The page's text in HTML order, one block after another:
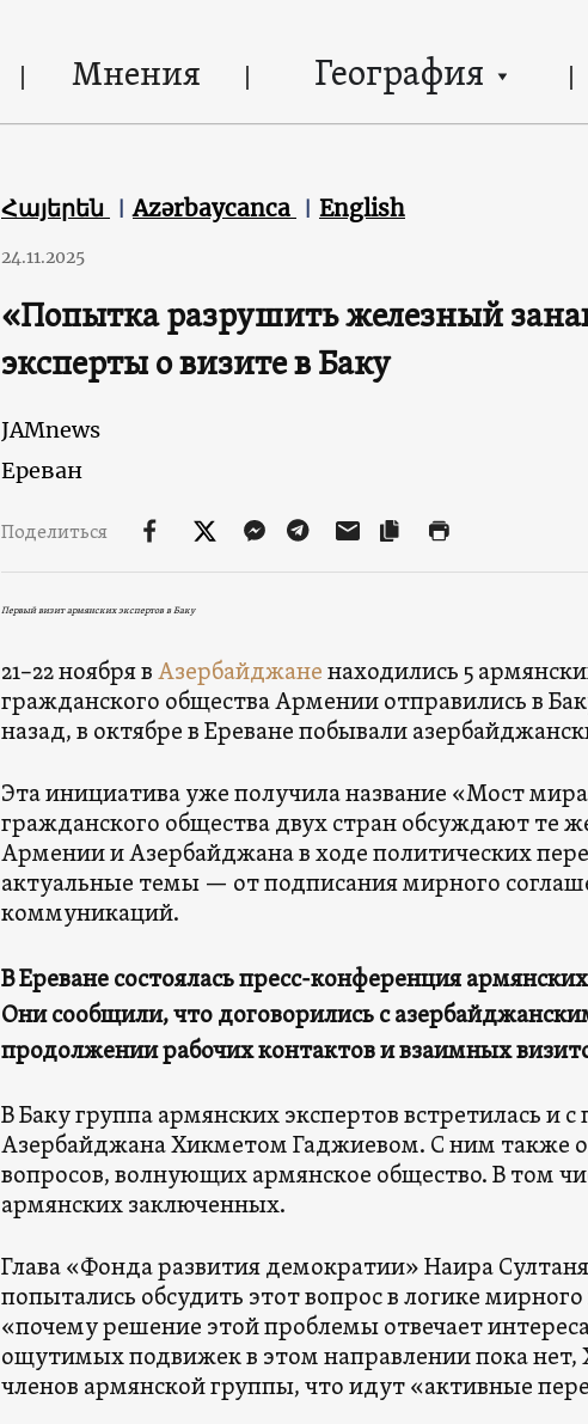
Мнения География
Հայերեն Azərbaycanca English
24.11.2025
«Попытка разрушить железный
эксперты о визите в Баку
JAMnews
Ереван
Поделиться
Первый визит армянских экспертов в Баку
21–22 ноября вАзербайджаненаходились 5
гражданского общества Армении отправились в
назад, в октябре в Ереване побывали
Эта инициатива уже получила название «Мост
гражданского общества двух стран обсуждают те
Армении и Азербайджана в ходе политических
актуальные темы — от подписания мирного
коммуникаций.
В Ереване состоялась пресс-конференция
Они сообщили, что договорились с
продолжении рабочих контактов и взаимных
В Баку группа армянских экспертов встретилась
Азербайджана Хикметом Гаджиевом. С ним также
вопросов, волнующих армянское общество. В том
армянских заключенных.
Глава «Фонда развития демократии» Наира
попытались обсудить этот вопрос в логике мирного
«почему решение этой проблемы отвечает
ощутимых подвижек в этом направлении пока нет,
членов армянской группы, что идут «активные